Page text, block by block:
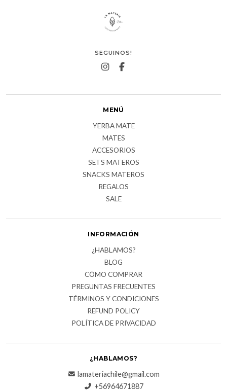
SEGUINOS!
MENÚ
YERBA MATE
MATES
ACCESORIOS
SETS MATEROS
SNACKS MATEROS
REGALOS
SALE
INFORMACIÓN
¿HABLAMOS?
BLOG
CÓMO COMPRAR
PREGUNTAS FRECUENTES
TÉRMINOS Y CONDICIONES
REFUND POLICY
POLÍTICA DE PRIVACIDAD
¿HABLAMOS?
lamateriachile@gmail.com
+56964671887